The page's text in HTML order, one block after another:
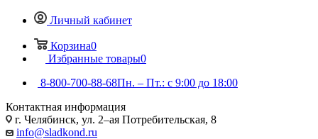
Личный кабинет
Корзина0
Избранные товары0
8-800-700-88-68Пн. – Пт.: с 9:00 до 18:00
Контактная информация
г. Челябинск, ул. 2–ая Потребительская, 8
info@sladkond.ru